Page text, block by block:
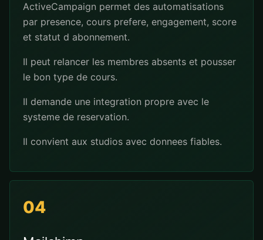
ActiveCampaign permet des automatisations
par presence, cours prefere, engagement, score
et statut d abonnement.
Il peut relancer les membres absents et pousser
le bon type de cours.
Il demande une integration propre avec le
systeme de reservation.
Il convient aux studios avec donnees fiables.
04